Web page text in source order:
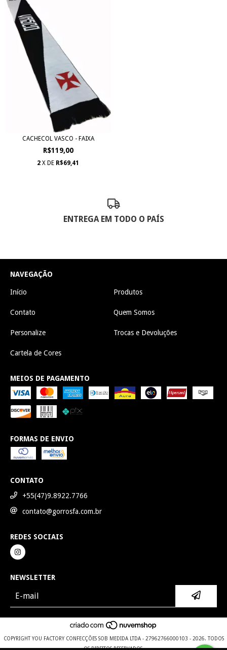
CACHECOL VASCO - FAIXA
R$119,00
2 X DE R$69,41
ENTREGA EM TODO O PAÍS
NAVEGAÇÃO
Início Produtos
Contato Quem Somos
Personalize Trocas e Devoluções
Cartela de Cores
MEIOS DE PAGAMENTO
FORMAS DE ENVIO
CONTATO
+55(47)9.8922.7766
contato@gorrosfa.com.br
REDES SOCIAIS
NEWSLETTER
COPYRIGHT YOU FACTORY CONFECÇÕES SOB MEDIDA LTDA - 27962766000103 - 2026. TODOS
OS DIREITOS RESERVADOS.